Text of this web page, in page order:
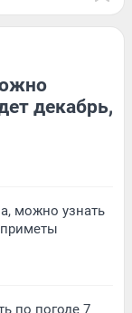
декабрь,
можно узнать
по погоде 7